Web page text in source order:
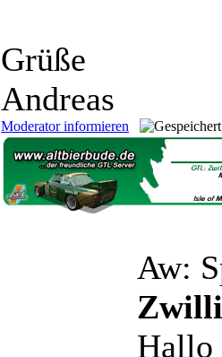
Grüße
Andreas
Moderator informieren
Aw: